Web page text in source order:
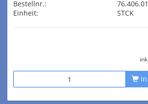
Bestellnr.:
Einheit:
STCK